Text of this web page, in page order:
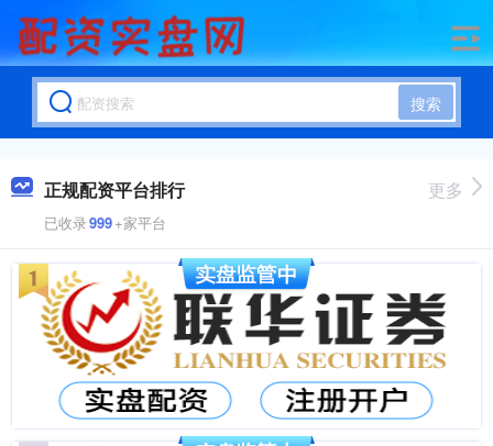
搜索
正规配资平台排行
已收录999+家平台
更多